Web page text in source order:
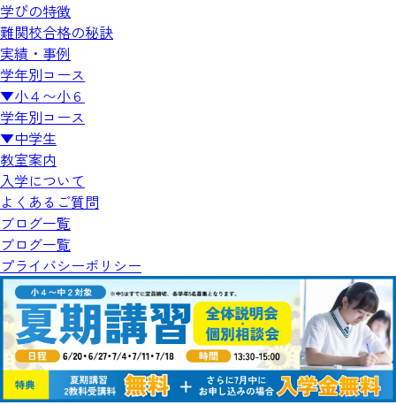
学びの特徴
難関校合格の秘訣
実績・事例
学年別コース
▼️小４〜小６
学年別コース
▼️中学生
教室案内
入学について
よくあるご質問
ブログ一覧
ブログ一覧
プライバシーポリシー
国公立大学の合格者数